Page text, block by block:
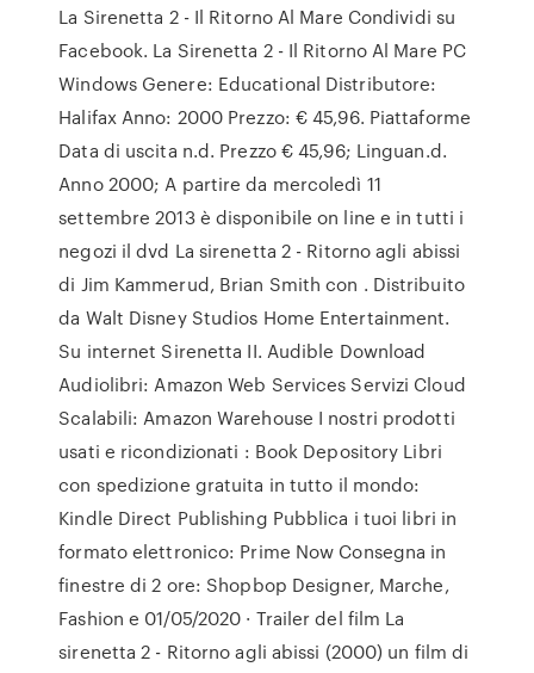
La Sirenetta 2 - Il Ritorno Al Mare Condividi su
Facebook. La Sirenetta 2 - Il Ritorno Al Mare PC
Windows Genere: Educational Distributore:
Halifax Anno: 2000 Prezzo: € 45,96. Piattaforme
Data di uscita n.d. Prezzo € 45,96; Linguan.d.
Anno 2000; A partire da mercoledì 11
settembre 2013 è disponibile on line e in tutti i
negozi il dvd La sirenetta 2 - Ritorno agli abissi
di Jim Kammerud, Brian Smith con . Distribuito
da Walt Disney Studios Home Entertainment.
Su internet Sirenetta II. Audible Download
Audiolibri: Amazon Web Services Servizi Cloud
Scalabili: Amazon Warehouse I nostri prodotti
usati e ricondizionati : Book Depository Libri
con spedizione gratuita in tutto il mondo:
Kindle Direct Publishing Pubblica i tuoi libri in
formato elettronico: Prime Now Consegna in
finestre di 2 ore: Shopbop Designer, Marche,
Fashion e 01/05/2020 · Trailer del film La
sirenetta 2 - Ritorno agli abissi (2000) un film di